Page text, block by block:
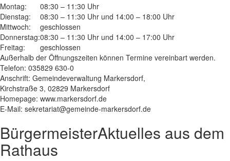
Montag:
08:30 – 11:30 Uhr
Dienstag:
08:30 – 11:30 Uhr und 14:00 – 18:00 Uhr
Mittwoch:
geschlossen
Donnerstag:08:30 – 11:30 Uhr und 14:00 – 17:00 Uhr
Freitag:
geschlossen
Außerhalb der Öffnungszeiten können Termine vereinbart werden.
Telefon: 035829 630-0
Anschrift: Gemeindeverwaltung Markersdorf,
Kirchstraße 3, 02829 Markersdorf
Homepage: www.markersdorf.de
E-Mail: sekretariat@gemeinde-markersdorf.de
BürgermeisterAktuelles aus dem
Rathaus